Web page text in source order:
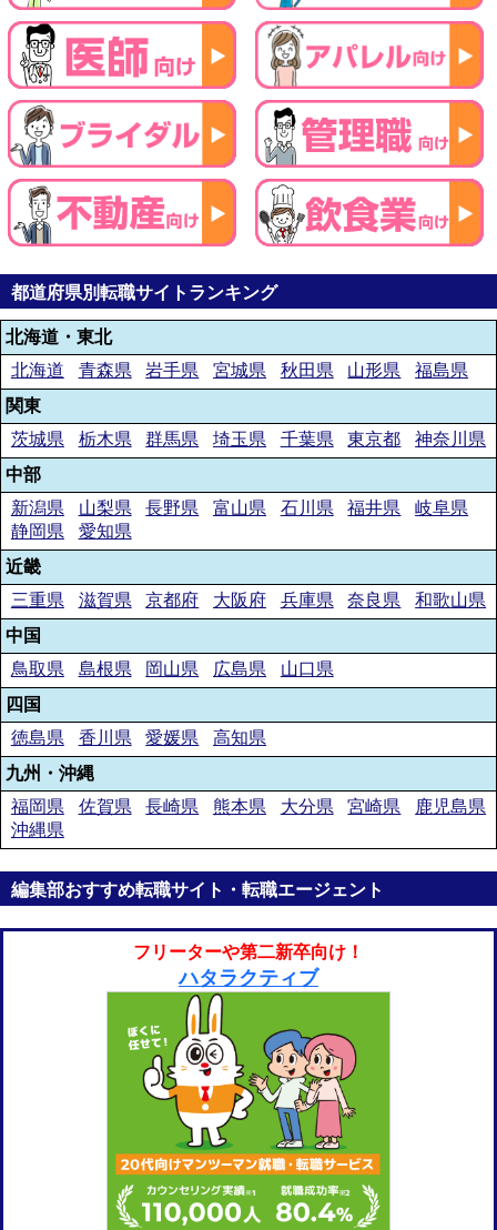
都道府県別転職サイトランキング
北海道・東北
北海道
青森県 岩手県 宮城県 秋田県 山形県
福島県
関東
茨城県
栃木県 群馬県 埼玉県 千葉県 東京都
神奈川県
中部
新潟県
山梨県 長野県 富山県 石川県 福井県
岐阜県
静岡県
愛知県
近畿
三重県
滋賀県 京都府 大阪府 兵庫県 奈良県
和歌山県
中国
鳥取県
島根県 岡山県 広島県
山口県
四国
徳島県
香川県 愛媛県
高知県
九州・沖縄
福岡県
佐賀県 長崎県 熊本県 大分県 宮崎県
鹿児島県
沖縄県
編集部おすすめ転職サイト・転職エージェント
フリーターや第二新卒向け！
ハタラクティブ